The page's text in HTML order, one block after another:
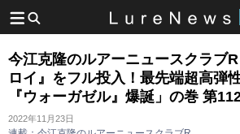
今江克隆のルアーニュースクラブ
ロイ』をフル投入！最先端超高弾
『ウォーガゼル』爆誕」の巻 第
2022年11月23日